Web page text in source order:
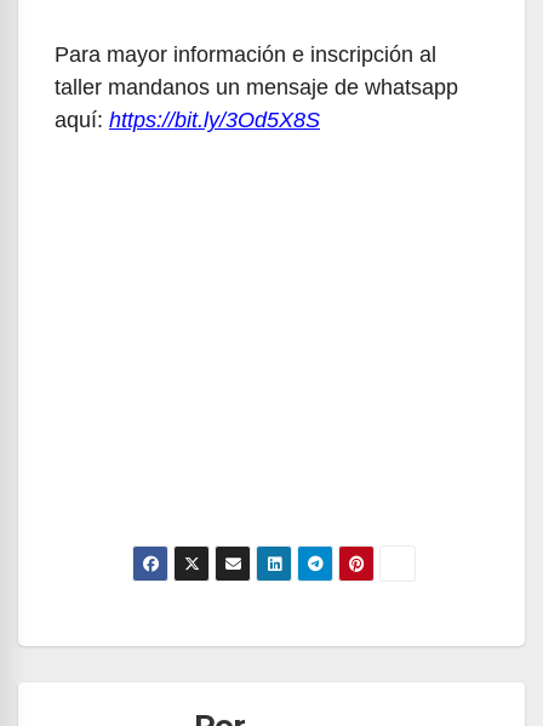
Para mayor información e inscripción al
taller mandanos un mensaje de whatsapp
aquí: https://bit.ly/3Od5X8S
Navegación